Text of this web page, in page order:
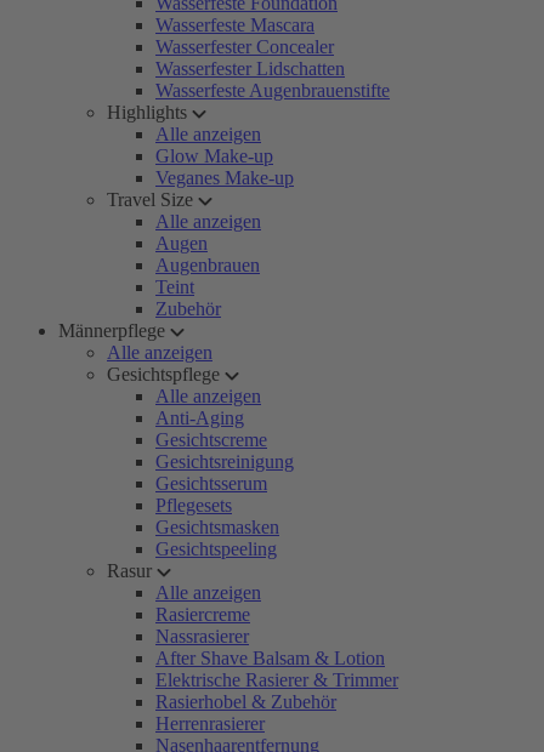
Wasserfeste Mascara
Wasserfester Concealer
Wasserfester Lidschatten
Wasserfeste Augenbrauenstifte
Highlights
Alle anzeigen
Glow Make-up
Veganes Make-up
Travel Size
Alle anzeigen
Augen
Augenbrauen
Teint
Zubehör
Männerpflege
Alle anzeigen
Gesichtspflege
Alle anzeigen
Anti-Aging
Gesichtscreme
Gesichtsreinigung
Gesichtsserum
Pflegesets
Gesichtsmasken
Gesichtspeeling
Rasur
Alle anzeigen
Rasiercreme
Nassrasierer
After Shave Balsam & Lotion
Elektrische Rasierer & Trimmer
Rasierhobel & Zubehör
Herrenrasierer
Nasenhaarentfernung